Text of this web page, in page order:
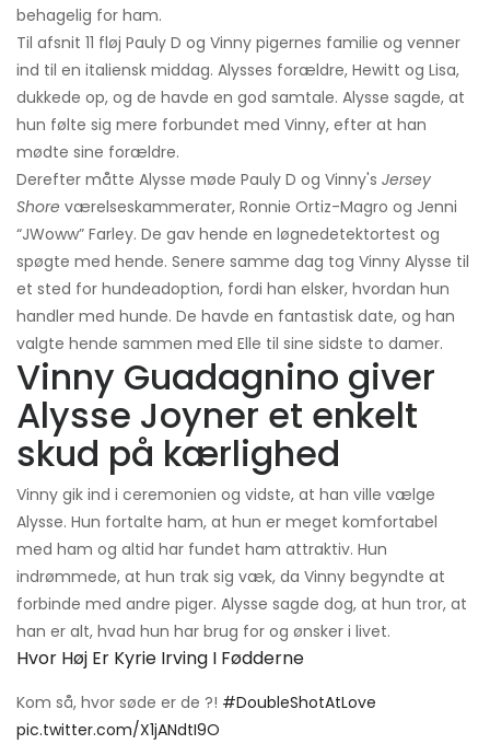
behagelig for ham.
Til afsnit 11 fløj Pauly D og Vinny pigernes familie og venner
ind til en italiensk middag. Alysses forældre, Hewitt og Lisa,
dukkede op, og de havde en god samtale. Alysse sagde, at
hun følte sig mere forbundet med Vinny, efter at han
mødte sine forældre.
Derefter måtte Alysse møde Pauly D og Vinny's Jersey
Shore værelseskammerater, Ronnie Ortiz-Magro og Jenni
“JWoww” Farley. De gav hende en løgnedetektortest og
spøgte med hende. Senere samme dag tog Vinny Alysse til
et sted for hundeadoption, fordi han elsker, hvordan hun
handler med hunde. De havde en fantastisk date, og han
valgte hende sammen med Elle til sine sidste to damer.
Vinny Guadagnino giver
Alysse Joyner et enkelt
skud på kærlighed
Vinny gik ind i ceremonien og vidste, at han ville vælge
Alysse. Hun fortalte ham, at hun er meget komfortabel
med ham og altid har fundet ham attraktiv. Hun
indrømmede, at hun trak sig væk, da Vinny begyndte at
forbinde med andre piger. Alysse sagde dog, at hun tror, ​​at
han er alt, hvad hun har brug for og ønsker i livet.
Hvor Høj Er Kyrie Irving I Fødderne
Kom så, hvor søde er de ?! #DoubleShotAtLove
pic.twitter.com/X1jANdtI9O